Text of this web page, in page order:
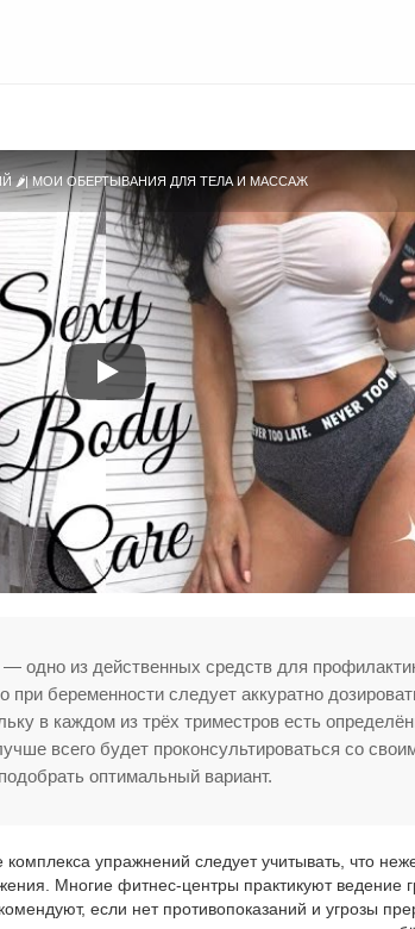
🌶| МОИ ОБЕРТЫВАНИЯ ДЛЯ ТЕЛА И МАССАЖ
— одно из действенных средств для
при беременности следует аккуратно
в каждом из трёх триместров есть
всего будет проконсультироваться со
оптимальный вариант.
упражнений следует учитывать, что
Многие фитнес-центры практикуют ведение
если нет противопоказаний и угрозы